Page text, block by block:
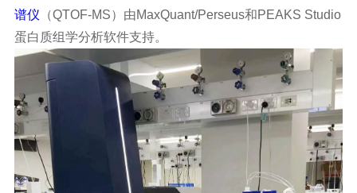
谱仪 （QTOF-MS）由MaxQuant/Perseus和PEAKS Studio
蛋白质组学分析软件支持。